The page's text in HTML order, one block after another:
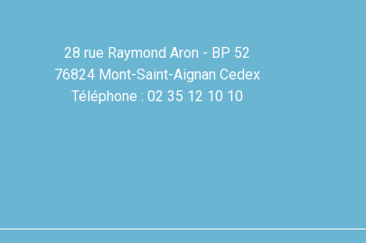
28 rue Raymond Aron - BP 52
76824 Mont-Saint-Aignan Cedex
Téléphone : 02 35 12 10 10